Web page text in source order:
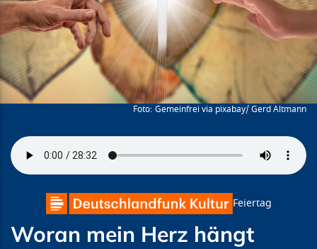
Gemeinfrei via pixabay/ Gerd Altmann
Feiertag
Woran mein Herz hängt